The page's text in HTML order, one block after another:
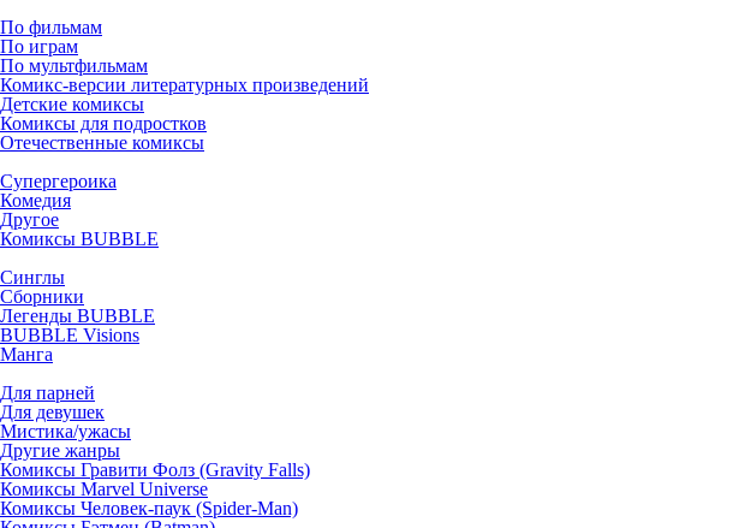
По фильмам
По играм
По мультфильмам
Комикс-версии литературных произведений
Детские комиксы
Комиксы для подростков
Отечественные комиксы
Супергероика
Комедия
Другое
Комиксы BUBBLE
Синглы
Сборники
Легенды BUBBLE
BUBBLE Visions
Манга
Для парней
Для девушек
Мистика/ужасы
Другие жанры
Комиксы Гравити Фолз (Gravity Falls)
Комиксы Marvel Universe
Комиксы Человек-паук (Spider-Man)